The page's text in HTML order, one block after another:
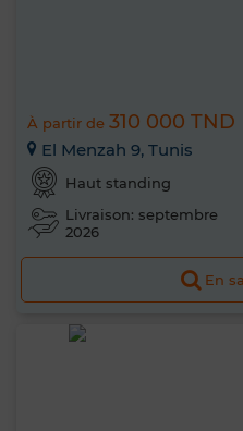
À partir de 310 000 TND
El Menzah 9, Tunis
Haut standing
Livraison: septembre
2026
En